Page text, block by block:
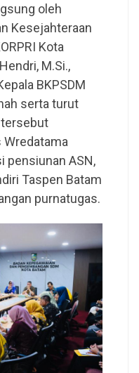
oleh
Kesejahteraan
Kota
M.Si.,
BKPSDM
serta turut
Wredatama
pensiunan ASN,
Taspen Batam
purnatugas.